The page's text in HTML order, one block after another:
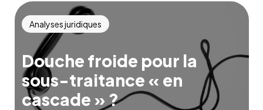
Analyses juridiques
Douche froide pour la
sous-traitance « en
cascade » ?